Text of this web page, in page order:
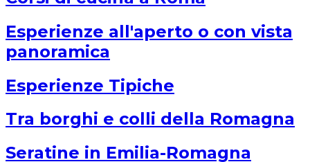
Esperienze all'aperto o con vista
panoramica
Esperienze Tipiche
Tra borghi e colli della Romagna
Seratine in Emilia-Romagna